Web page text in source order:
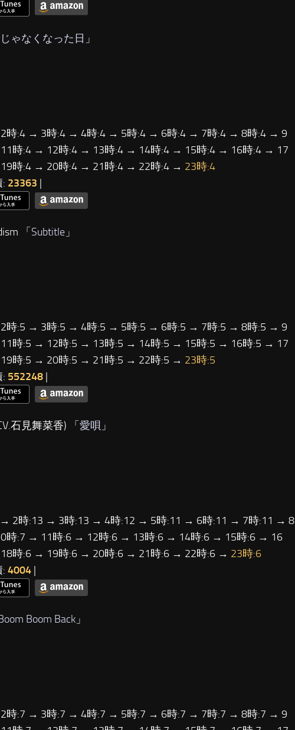
ゃなくなった日 」
時:4 → 3時:4 → 4時:4 → 5時:4 → 6時:4 → 7時:4 → 8時:4 → 9
時:4 → 12時:4 → 13時:4 → 14時:4 → 15時:4 → 16時:4 → 17
時:4 → 20時:4 → 21時:4 → 22時:4 → 23時:4
23363 |
「 Subtitle 」
時:5 → 3時:5 → 4時:5 → 5時:5 → 6時:5 → 7時:5 → 8時:5 → 9
時:5 → 12時:5 → 13時:5 → 14時:5 → 15時:5 → 16時:5 → 17
時:5 → 20時:5 → 21時:5 → 22時:5 → 23時:5
552248 |
石見舞菜香) 「 愛唄 」
2時:13 → 3時:13 → 4時:12 → 5時:11 → 6時:11 → 7時:11 → 8
時:7 → 11時:6 → 12時:6 → 13時:6 → 14時:6 → 15時:6 → 16
時:6 → 19時:6 → 20時:6 → 21時:6 → 22時:6 → 23時:6
4004 |
Boom Back 」
時:7 → 3時:7 → 4時:7 → 5時:7 → 6時:7 → 7時:7 → 8時:7 → 9